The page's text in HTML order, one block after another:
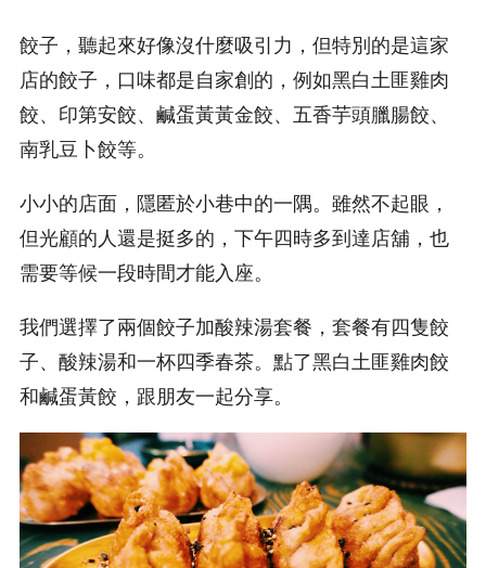
餃子，聽起來好像沒什麼吸引力，但特別的是這家
店的餃子，口味都是自家創的，例如黑白土匪雞肉
餃、印第安餃、鹹蛋黃黃金餃、五香芋頭臘腸餃、
南乳豆卜餃等。
小小的店面，隱匿於小巷中的一隅。雖然不起眼，
但光顧的人還是挺多的，下午四時多到達店舖，也
需要等候一段時間才能入座。
我們選擇了兩個餃子加酸辣湯套餐，套餐有四隻餃
子、酸辣湯和一杯四季春茶。點了黑白土匪雞肉餃
和鹹蛋黃餃，跟朋友一起分享。